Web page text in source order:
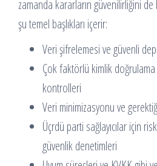
zamanda kararların güvenilirliğini
şu temel başlıkları içerir:
Veri şifrelemesi ve güvenli
Çok faktörlü kimlik
kontrolleri
Veri minimizasyonu ve
Üçrdü parti sağlayıcılar için
güvenlik denetimleri